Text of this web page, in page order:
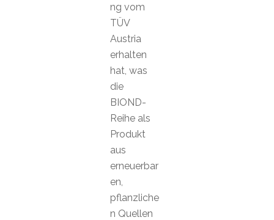
ng vom
TÜV
Austria
erhalten
hat, was
die
BIOND-
Reihe als
Produkt
aus
erneuerbar
en,
pflanzliche
n Quellen